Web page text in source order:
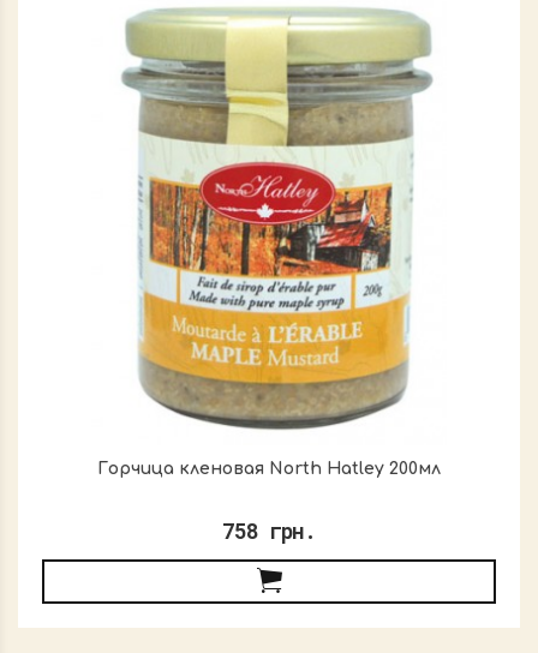
Горчица кленовая North Hatley 200мл
758 грн.